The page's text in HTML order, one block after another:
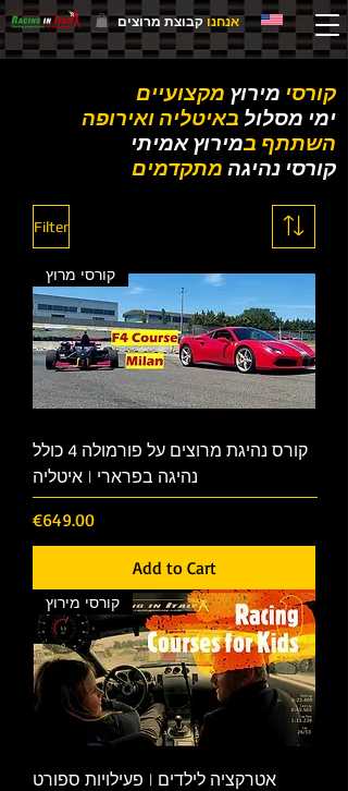
אנחנוקבוצת מרוצים
קורסי מירוץ מקצועיים
ימי מסלול באיטליה ואירופה
השתתף במירוץ אמיתי
קורסי נהיגה מתקדמים
Filter
קורסי מרוץ
קורס נהיגת מרוצים על פורמולה 4 כולל
נהיגה בפרארי | איטליה
Price
€649.00
Add to Cart
קורסי מירוץ
אטרקציה לילדים | פעילויות ספורט